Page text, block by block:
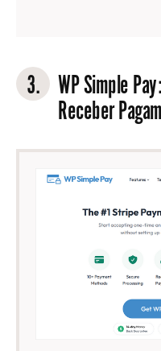
3. WP Simple Pay
Receber